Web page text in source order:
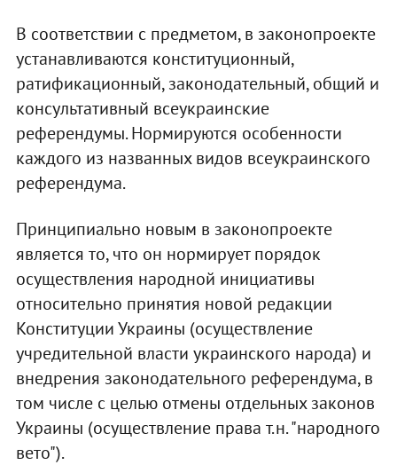
В соответствии с предметом, в законопроекте
устанавливаются конституционный,
ратификационный, законодательный, общий и
консультативный всеукраинские
референдумы. Нормируются особенности
каждого из названных видов всеукраинского
референдума.
Принципиально новым в законопроекте
является то, что он нормирует порядок
осуществления народной инициативы
относительно принятия новой редакции
Конституции Украины (осуществление
учредительной власти украинского народа) и
внедрения законодательного референдума, в
том числе с целью отмены отдельных законов
Украины (осуществление права т.н. "народного
вето").